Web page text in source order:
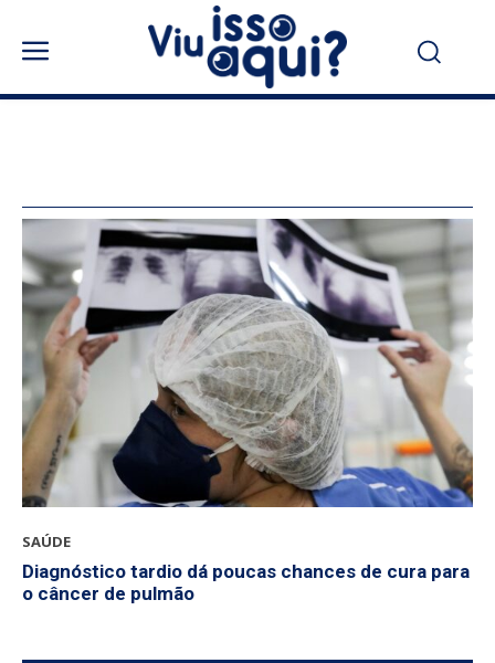
SAÚDE
Diagnóstico tardio dá poucas chances de cura para
o câncer de pulmão